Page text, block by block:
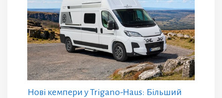
Нові кемпери у Trigano-Haus: Більший